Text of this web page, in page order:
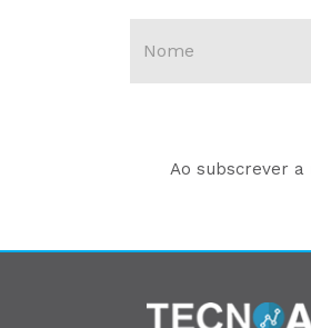
Ao subscrever